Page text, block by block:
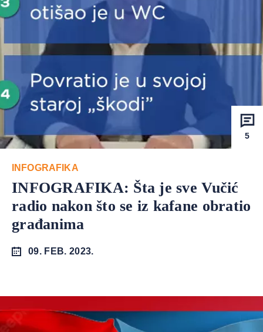
5
INFOGRAFIKA
INFOGRAFIKA: Šta je sve Vučić
radio nakon što se iz kafane obratio
građanima
09. FEB. 2023.